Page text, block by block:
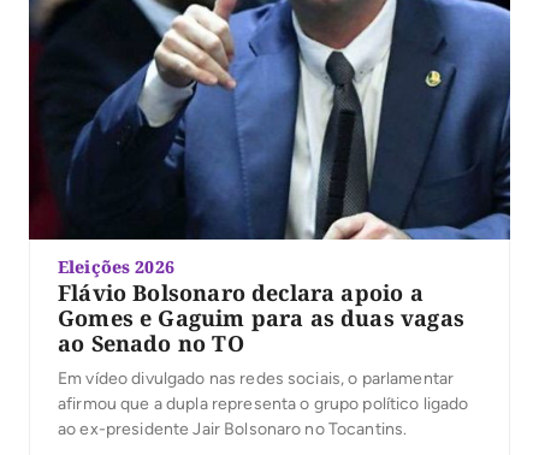
Eleições 2026
Flávio Bolsonaro declara apoio a
Gomes e Gaguim para as duas vagas
ao Senado no TO
Em vídeo divulgado nas redes sociais, o parlamentar
afirmou que a dupla representa o grupo político ligado
ao ex-presidente Jair Bolsonaro no Tocantins.